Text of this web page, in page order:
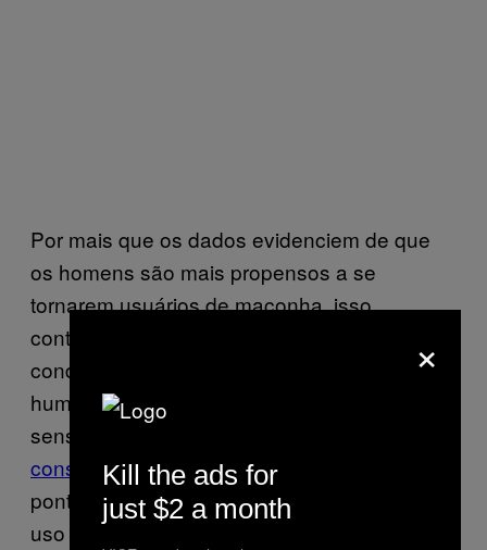
Por mais que os dados evidenciem de que
os homens são mais propensos a se
tornarem usuários de maconha, isso
contradiz os resultados de estudos
conduzidos tanto em animais quanto em
humanos. As fêmeas parecem ser mais
sensíveis aos canabinoides e a
consumomais rapidamente, chegando ao
ponto de vício. Quanto elas interrompem o
uso da droga, os sintomas da retirada
×
Kill the ads for
just $2 a month